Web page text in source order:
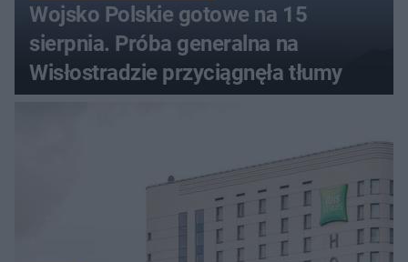
Wojsko Polskie gotowe na 15
sierpnia. Próba generalna na
Wisłostradzie przyciągnęła tłumy